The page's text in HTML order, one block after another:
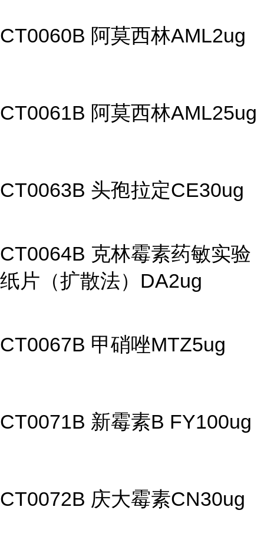
CT0060B 阿莫西林AML2ug
CT0061B 阿莫西林AML25ug
CT0063B 头孢拉定CE30ug
CT0064B 克林霉素药敏实验
纸片（扩散法）DA2ug
CT0067B 甲硝唑MTZ5ug
CT0071B 新霉素B FY100ug
CT0072B 庆大霉素CN30ug